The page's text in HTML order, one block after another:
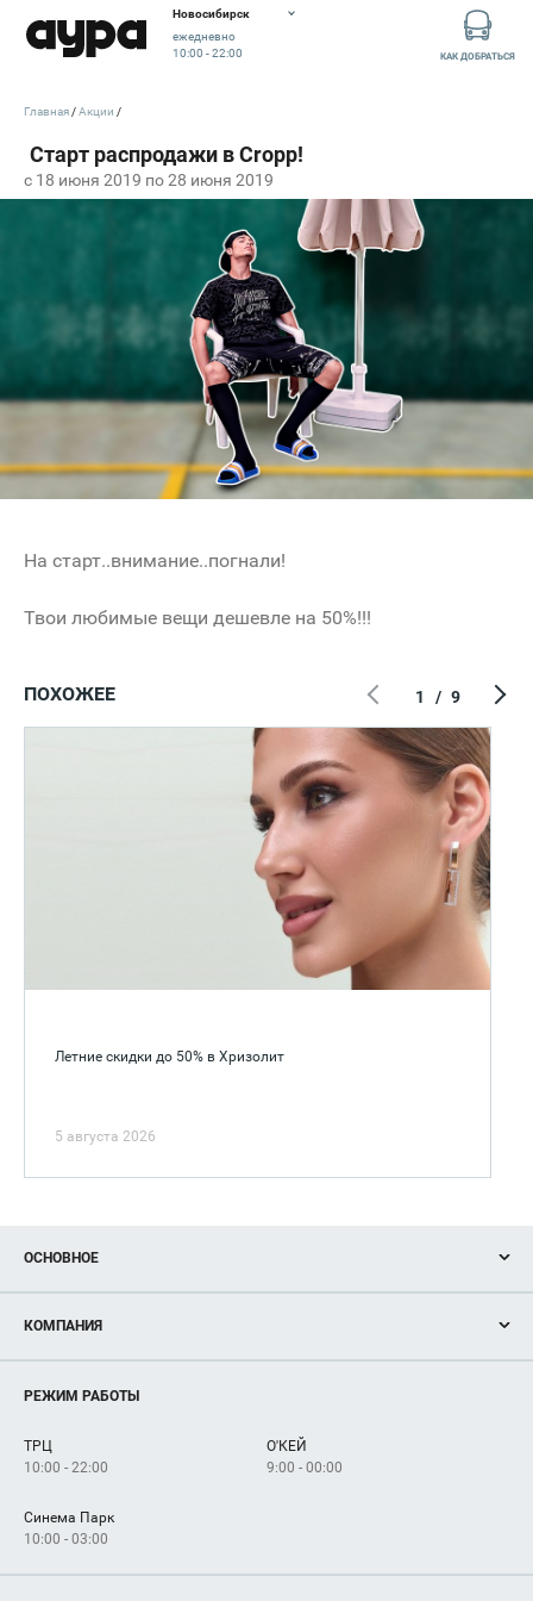
Новосибирск
ежедневно
10:00 - 22:00
КАК ДОБРАТЬСЯ
c 18 июня 2019 по 28 июня 2019
Главная Акции
На старт..внимание..погнали!
Твои любимые вещи дешевле на 50%!!!
ПОХОЖЕЕ
Летние скидки до 50% в Хризолит
5 августа 2026
1 / 9
ОСНОВНОЕ
Новости
Магазины
Услуги
КОМПАНИЯ
Рекламодателям
Как добраться
РЕЖИМ РАБОТЫ
ТРЦ
10:00 - 22:00
О'КЕЙ
9:00 - 00:00
Синема Парк
10:00 - 03:00